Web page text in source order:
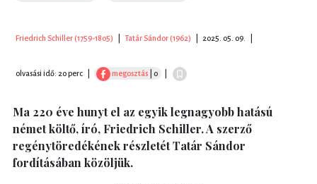
Friedrich Schiller (1759-1805) Tatár Sándor (1962) 2025. 05. 09.
olvasási idő: 20 perc megosztás | 0
Ma 220 éve hunyt el az egyik legnagyobb hatású
német költő, író, Friedrich Schiller. A szerző
regénytöredékének részletét Tatár Sándor
fordításában közöljük.